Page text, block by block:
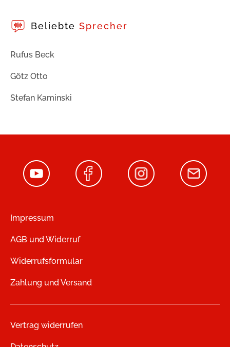
Beliebte Sprecher
Rufus Beck
Götz Otto
Stefan Kaminski
Impressum
AGB und Widerruf
Widerrufsformular
Zahlung und Versand
Vertrag widerrufen